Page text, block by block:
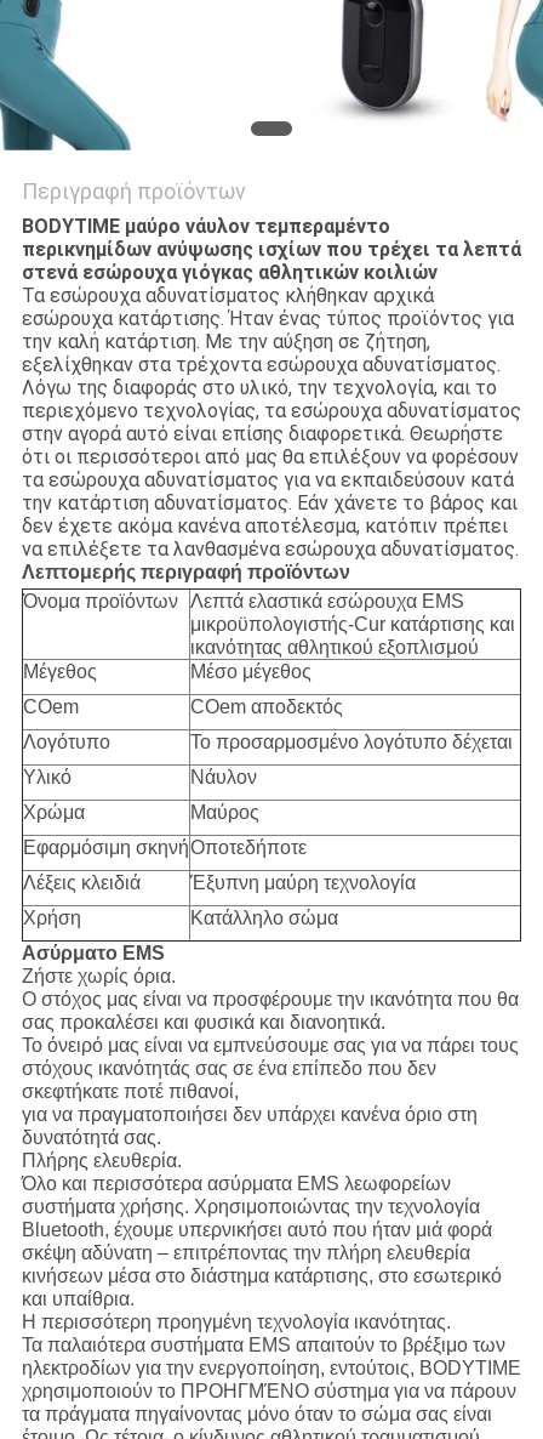
Περιγραφή προϊόντων
BODYTIME μαύρο νάυλον τεμπεραμέντο
περικνημίδων ανύψωσης ισχίων που τρέχει τα λεπτά
στενά εσώρουχα γιόγκας αθλητικών κοιλιών
Τα εσώρουχα αδυνατίσματος κλήθηκαν αρχικά
εσώρουχα κατάρτισης. Ήταν ένας τύπος προϊόντος για
την καλή κατάρτιση. Με την αύξηση σε ζήτηση,
εξελίχθηκαν στα τρέχοντα εσώρουχα αδυνατίσματος.
Λόγω της διαφοράς στο υλικό, την τεχνολογία, και το
περιεχόμενο τεχνολογίας, τα εσώρουχα αδυνατίσματος
στην αγορά αυτό είναι επίσης διαφορετικά. Θεωρήστε
ότι οι περισσότεροι από μας θα επιλέξουν να φορέσουν
τα εσώρουχα αδυνατίσματος για να εκπαιδεύσουν κατά
την κατάρτιση αδυνατίσματος. Εάν χάνετε το βάρος και
δεν έχετε ακόμα κανένα αποτέλεσμα, κατόπιν πρέπει
να επιλέξετε τα λανθασμένα εσώρουχα αδυνατίσματος.
Λεπτομερής περιγραφή προϊόντων
Όνομα προϊόντων Λεπτά ελαστικά εσώρουχα EMS
μικροϋπολογιστής-Cur κατάρτισης και
ικανότητας αθλητικού εξοπλισμού
Μέγεθος
Μέσο μέγεθος
COem
COem αποδεκτός
Λογότυπο
Το προσαρμοσμένο λογότυπο δέχεται
Υλικό
Νάυλον
Χρώμα
Μαύρος
Εφαρμόσιμη σκηνήΟποτεδήποτε
Λέξεις κλειδιά
Έξυπνη μαύρη τεχνολογία
Χρήση
Κατάλληλο σώμα
Ασύρματο EMS
Ζήστε χωρίς όρια.
Ο στόχος μας είναι να προσφέρουμε την ικανότητα που θα
σας προκαλέσει και φυσικά και διανοητικά.
Το όνειρό μας είναι να εμπνεύσουμε σας για να πάρει τους
στόχους ικανότητάς σας σε ένα επίπεδο που δεν
σκεφτήκατε ποτέ πιθανοί,
για να πραγματοποιήσει δεν υπάρχει κανένα όριο στη
δυνατότητά σας.
Πλήρης ελευθερία.
Όλο και περισσότερα ασύρματα EMS λεωφορείων
συστήματα χρήσης. Χρησιμοποιώντας την τεχνολογία
Bluetooth, έχουμε υπερνικήσει αυτό που ήταν μιά φορά
σκέψη αδύνατη – επιτρέποντας την πλήρη ελευθερία
κινήσεων μέσα στο διάστημα κατάρτισης, στο εσωτερικό
και υπαίθρια.
Η περισσότερη προηγμένη τεχνολογία ικανότητας.
Τα παλαιότερα συστήματα EMS απαιτούν το βρέξιμο των
ηλεκτροδίων για την ενεργοποίηση, εντούτοις, BODYTIME
χρησιμοποιούν το ΠΡΟΗΓΜΈΝΟ σύστημα για να πάρουν
τα πράγματα πηγαίνοντας μόνο όταν το σώμα σας είναι